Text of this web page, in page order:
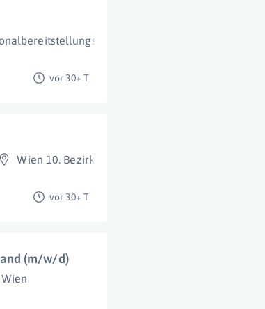
und technische Dienstleistungsge
vor 30+ T
Wien 10. Bezirk (Favoriten)
vor 30+ T
(m/w/d)